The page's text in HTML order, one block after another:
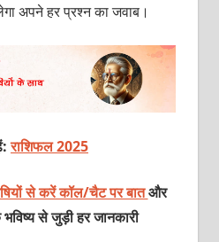
अपने हर प्रश्न का जवाब।
राशिफल 2025
से करें कॉल/चैट पर बातऔर
से जुड़ी हर जानकारी